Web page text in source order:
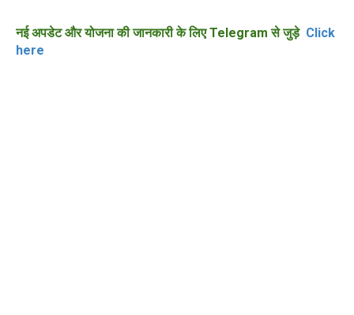
नई अपडेट और योजना की जानकारी के लिए Telegram से जुड़ेClick
here